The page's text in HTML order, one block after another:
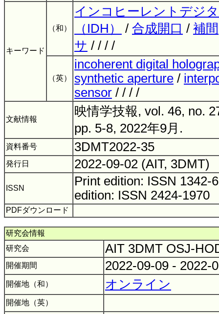
キーワード
（和）
インコヒーレントデジ
（IDH）
/ 合成開口 / 補間
サ / / / /
（英）
incoherent digital
synthetic aperture /
sensor / / / /
文献情報
映情学技報, vol. 46, no.
pp. 5-8, 2022年9月.
資料番号 3DMT2022-35
発行日 2022-09-02 (AIT, 3DMT)
ISSN
Print edition: ISSN
edition: ISSN 2424-1970
PDFダウンロード
研究会情報
研究会
AIT 3DMT OSJ-
開催期間 2022-09-09 - 2022-
開催地（和） オンライン
開催地（英）